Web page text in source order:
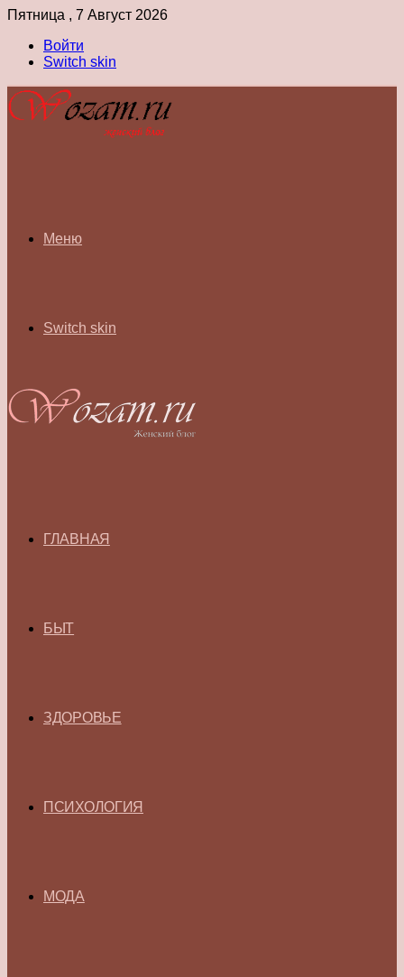
Пятница , 7 Август 2026
Войти
Switch skin
Меню
Switch skin
ГЛАВНАЯ
БЫТ
ЗДОРОВЬЕ
ПСИХОЛОГИЯ
МОДА